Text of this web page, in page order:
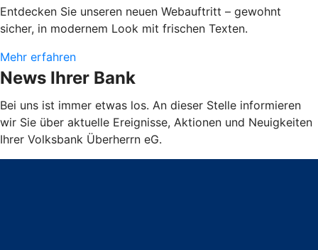
Entdecken Sie unseren neuen Webauftritt – gewohnt
sicher, in modernem Look mit frischen Texten.
Mehr erfahren
News Ihrer Bank
Bei uns ist immer etwas los. An dieser Stelle informieren
wir Sie über aktuelle Ereignisse, Aktionen und Neuigkeiten
Ihrer Volksbank Überherrn eG.